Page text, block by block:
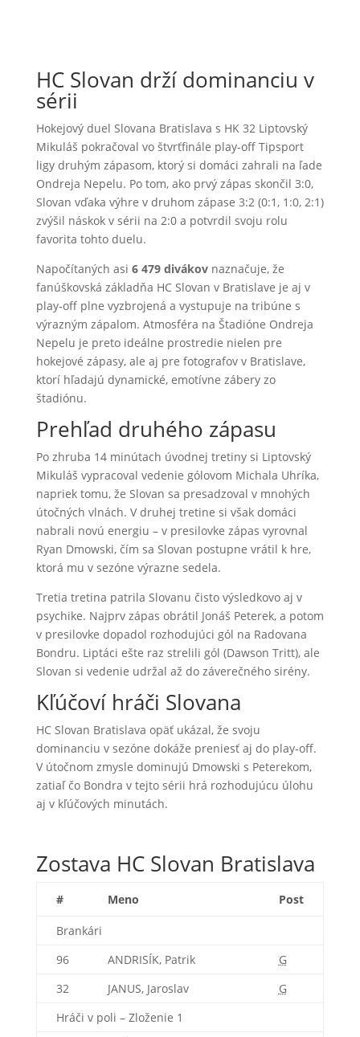
HC Slovan drží dominanciu v
sérii
Hokejový duel Slovana Bratislava s HK 32 Liptovský
Mikuláš pokračoval vo štvrťfinále play‑off Tipsport
ligy druhým zápasom, ktorý si domáci zahrali na ľade
Ondreja Nepelu. Po tom, ako prvý zápas skončil 3:0,
Slovan vďaka výhre v druhom zápase 3:2 (0:1, 1:0, 2:1)
zvýšil náskok v sérii na 2:0 a potvrdil svoju rolu
favorita tohto duelu.
Napočítaných asi 6 479 divákovnaznačuje, že
fanúškovská základňa HC Slovan v Bratislave je aj v
play‑off plne vyzbrojená a vystupuje na tribúne s
výrazným zápalom. Atmosféra na Štadióne Ondreja
Nepelu je preto ideálne prostredie nielen pre
hokejové zápasy, ale aj pre fotografov v Bratislave,
ktorí hľadajú dynamické, emotívne zábery zo
štadiónu.
Prehľad druhého zápasu
Po zhruba 14 minútach úvodnej tretiny si Liptovský
Mikuláš vypracoval vedenie gólovom Michala Uhríka,
napriek tomu, že Slovan sa presadzoval v mnohých
útočných vlnách. V druhej tretine si však domáci
nabrali novú energiu – v presilovke zápas vyrovnal
Ryan Dmowski, čím sa Slovan postupne vrátil k hre,
ktorá mu v sezóne výrazne sedela.
Tretia tretina patrila Slovanu čisto výsledkovo aj v
psychike. Najprv zápas obrátil Jonáš Peterek, a potom
v presilovke dopadol rozhodujúci gól na Radovana
Bondru. Liptáci ešte raz strelili gól (Dawson Tritt), ale
Slovan si vedenie udržal až do záverečného sirény.
Kľúčoví hráči Slovana
HC Slovan Bratislava opäť ukázal, že svoju
dominanciu v sezóne dokáže preniesť aj do play‑off.
V útočnom zmysle dominujú Dmowski s Peterekom,
zatiaľ čo Bondra v tejto sérii hrá rozhodujúcu úlohu
aj v kľúčových minutách.
Zostava HC Slovan Bratislava
# Meno Post
Brankári
96
ANDRISÍK, Patrik
G
32
JANUS, Jaroslav
G
Hráči v poli – Zloženie 1